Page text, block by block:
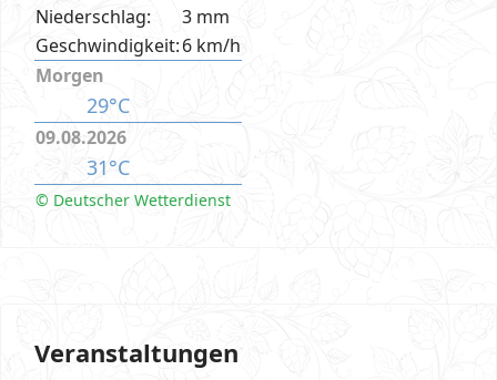
Niederschlag:
3 mm
Geschwindigkeit:6 km/h
Morgen
29°C
09.08.2026
31°C
© Deutscher Wetterdienst
Veranstaltungen